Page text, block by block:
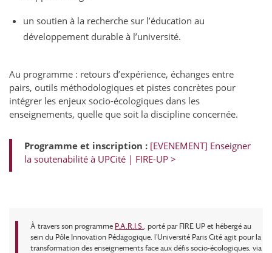
un soutien à la recherche sur l’éducation au
développement durable à l’université.
Au programme : retours d’expérience, échanges entre
pairs, outils méthodologiques et pistes concrètes pour
intégrer les enjeux socio-écologiques dans les
enseignements, quelle que soit la discipline concernée.
Programme et inscription : [EVENEMENT] Enseigner
la soutenabilité à UPCité | FIRE-UP >
À travers son programme P.A.R.I.S., porté par FIRE UP et hébergé au
sein du Pôle Innovation Pédagogique, l’Université Paris Cité agit pour la
transformation des enseignements face aux défis socio-écologiques, via